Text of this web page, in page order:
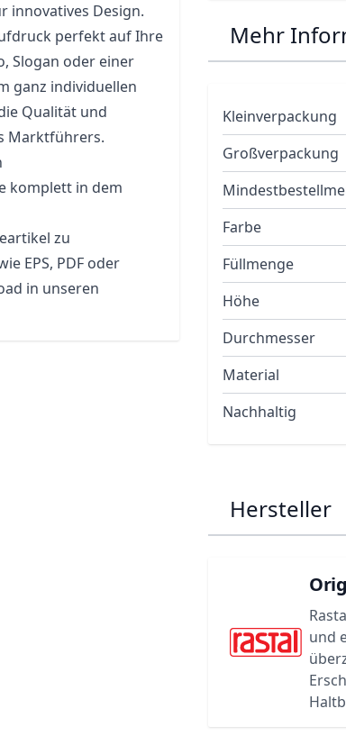
innovatives Design.
perfekt auf Ihre
Slogan oder einer
ganz individuellen
Qualität und
Marktführers.
komplett in dem
zu
EPS, PDF oder
in unseren
Mehr
Kleinverpackung
Großverpackung
Farbe
Füllmenge
Höhe
Durchmesser
Material
Nachhaltig
Hersteller
und